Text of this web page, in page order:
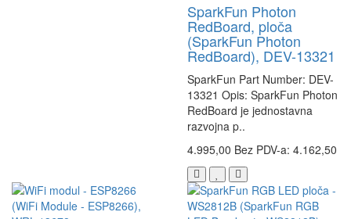
SparkFun Photon
RedBoard, ploča
(SparkFun Photon
RedBoard), DEV-13321
SparkFun Part Number: DEV-
13321 Opis: SparkFun Photon
RedBoard je jednostavna
razvojna p..
4.995,00 Bez PDV-a: 4.162,50